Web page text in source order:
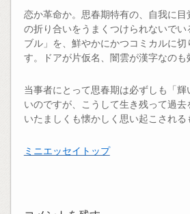
恋か革命か。思春期特有の、自我に目
の折り合いをうまくつけられないで
ブル」を、鮮やかにかつコミカルに切
す。ドアが片仮名、闇雲が漢字なのも
当事者にとって思春期は必ずしも「
いのですが、こうして生き残って過去
いたましくも懐かしく思い起こされる
ミニエッセイトップ